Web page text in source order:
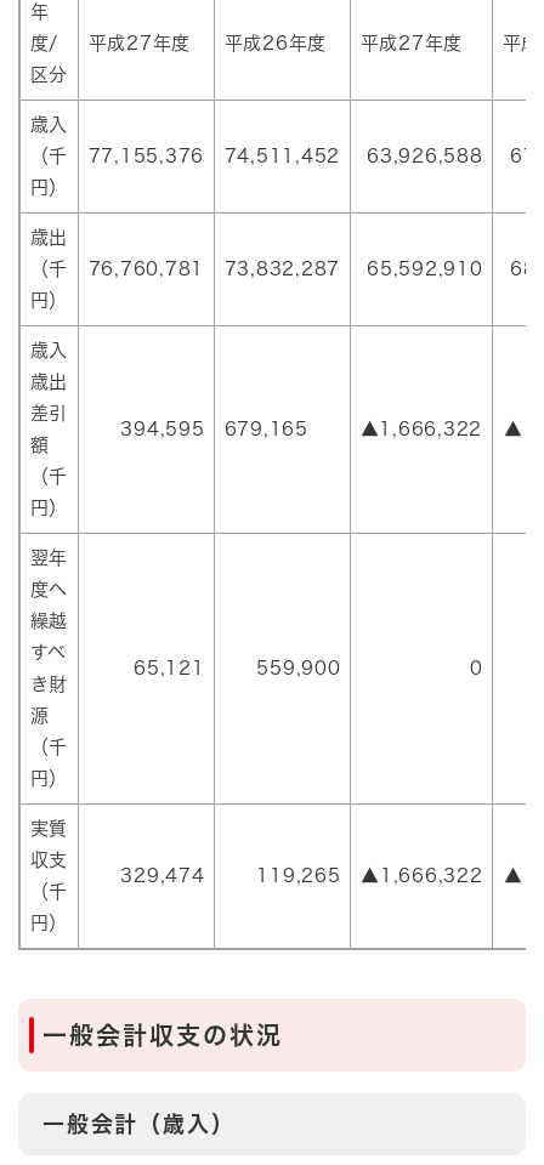
年
度/
区分
平成27年度 平成26年度 平成27年度 平
歳入
（千
円）
77,155,376 74,511,452 63,926,588
歳出
（千
円）
76,760,781 73,832,287 65,592,910
歳入
歳出
差引
額
（千
円）
394,595 679,165 ▲1,666,322
翌年
度へ
繰越
すべ
き財
源
（千
円）
65,121 559,900 0
実質
収支
（千
円）
329,474 119,265 ▲1,666,322
一般会計収支の状況
一般会計（歳入）